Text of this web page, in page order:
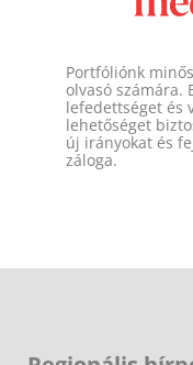
Portfóliónk
olvasó számára.
lefedettséget és
lehetőséget
új irányokat és
záloga.